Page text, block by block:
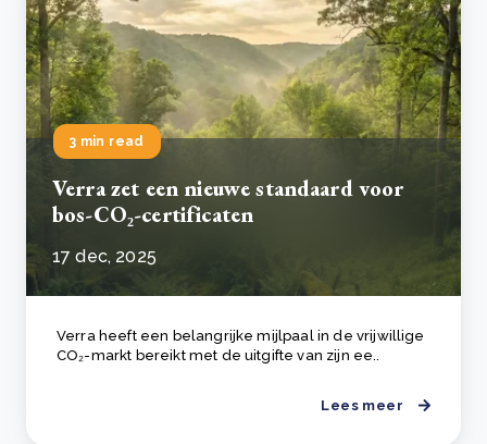
3 min read
Verra zet een nieuwe standaard voor
bos-CO₂-certificaten
17 dec, 2025
Verra heeft een belangrijke mijlpaal in de vrijwillige
CO₂-markt bereikt met de uitgifte van zijn ee..
Lees meer